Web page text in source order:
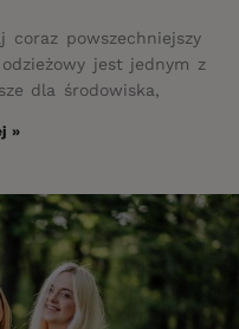
coraz powszechniejszy
jest jednym z
dla środowiska,
»